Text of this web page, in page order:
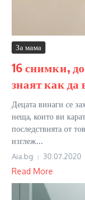
За мама
16 снимки,
знаят как да
Децата винаги се
неща, които ви
последствията от
изглеж...
Aia.bg 30.07.2020
Read More